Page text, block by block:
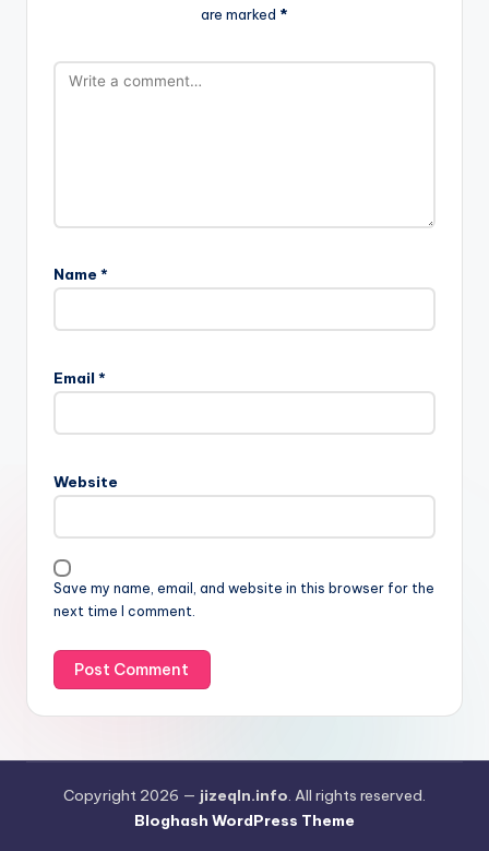
are marked *
Name *
Email *
Website
Save my name, email, and website in this browser for the
next time I comment.
Copyright 2026 — jizeqln.info . All rights reserved.
Bloghash WordPress Theme